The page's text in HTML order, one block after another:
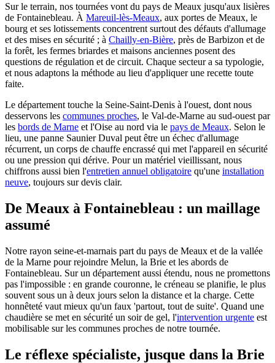
Sur le terrain, nos tournées vont du pays de Meaux jusqu'aux lisières
de Fontainebleau. À Mareuil-lès-Meaux, aux portes de Meaux, le
bourg et ses lotissements concentrent surtout des défauts d'allumage
et des mises en sécurité ; à Chailly-en-Bière, près de Barbizon et de
la forêt, les fermes briardes et maisons anciennes posent des
questions de régulation et de circuit. Chaque secteur a sa typologie,
et nous adaptons la méthode au lieu d'appliquer une recette toute
faite.
Le département touche la Seine-Saint-Denis à l'ouest, dont nous
desservons les communes proches, le Val-de-Marne au sud-ouest par
les bords de Marne et l'Oise au nord via le pays de Meaux. Selon le
lieu, une panne Saunier Duval peut être un échec d'allumage
récurrent, un corps de chauffe encrassé qui met l'appareil en sécurité
ou une pression qui dérive. Pour un matériel vieillissant, nous
chiffrons aussi bien l'entretien annuel obligatoire qu'une installation
neuve, toujours sur devis clair.
De Meaux à Fontainebleau : un maillage
assumé
Notre rayon seine-et-marnais part du pays de Meaux et de la vallée
de la Marne pour rejoindre Melun, la Brie et les abords de
Fontainebleau. Sur un département aussi étendu, nous ne promettons
pas l'impossible : en grande couronne, le créneau se planifie, le plus
souvent sous un à deux jours selon la distance et la charge. Cette
honnêteté vaut mieux qu'un faux 'partout, tout de suite'. Quand une
chaudière se met en sécurité un soir de gel, l'intervention urgente est
mobilisable sur les communes proches de notre tournée.
Le réflexe spécialiste, jusque dans la Brie